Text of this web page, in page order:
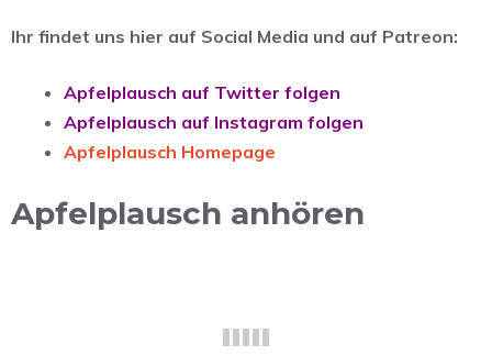
Ihr findet uns hier auf Social Media und auf Patreon:
Apfelplausch auf Twitter folgen
Apfelplausch auf Instagram folgen
Apfelplausch Homepage
Apfelplausch anhören